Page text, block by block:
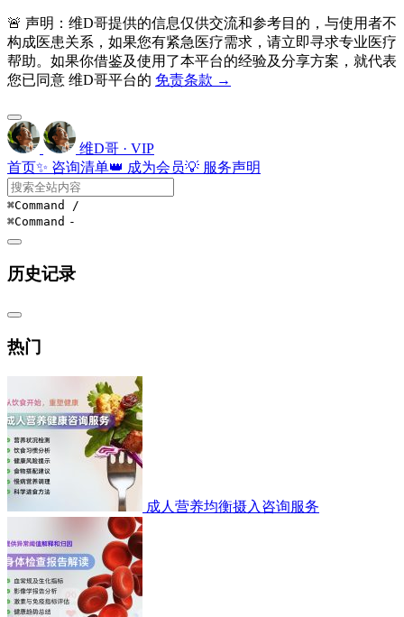
🚨 声明：维D哥提供的信息仅供交流和参考目的，与使用者不
构成医患关系，如果您有紧急医疗需求，请立即寻求专业医疗
帮助。如果你借鉴及使用了本平台的经验及分享方案，就代表
您已同意 维D哥平台的 免责条款 →
维D哥 · VIP
首页✨ 咨询清单👑 成为会员💡 服务声明
⌘Command /
⌘Command -
历史记录
热门
成人营养均衡摄入咨询服务